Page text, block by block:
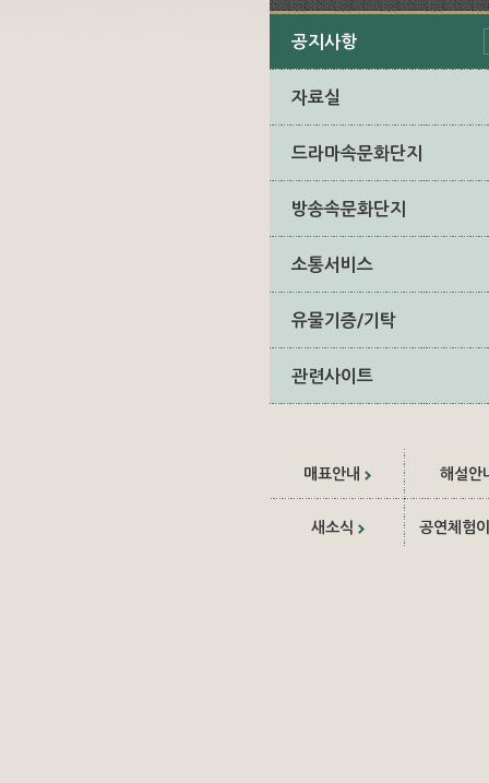
공지사항
자료실
드라마속문화단지
방송속문화단지
소통서비스
유물기증/기탁
관련사이트
매표안내 해설안
새소식 공연체험